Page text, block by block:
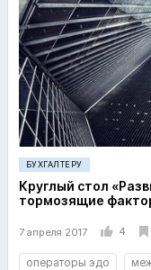
БУХГАЛТЕРУ
Круглый стол
тормозящие
7 апреля 2017 4
операторы эдо